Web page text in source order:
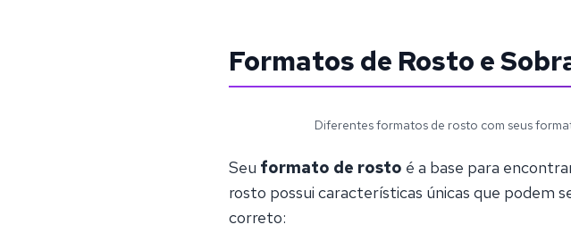
Formatos de Rosto e
Diferentes formatos de rosto com seus
Seu formato de rosto é a base para
rosto possui características únicas que podem
correto: